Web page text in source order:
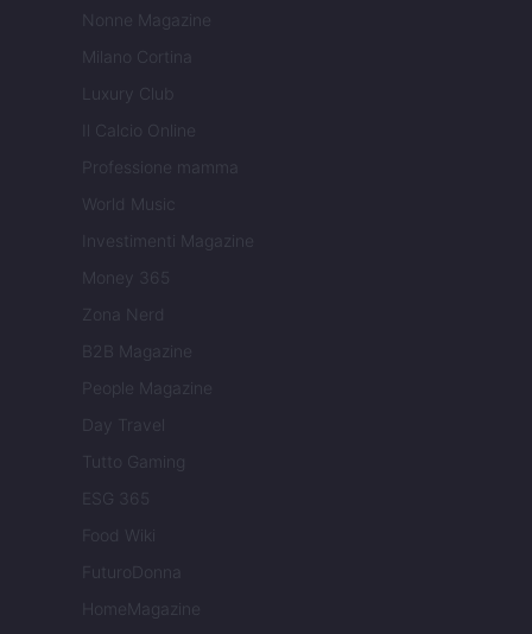
Nonne Magazine
Milano Cortina
Luxury Club
Il Calcio Online
Professione mamma
World Music
Investimenti Magazine
Money 365
Zona Nerd
B2B Magazine
People Magazine
Day Travel
Tutto Gaming
ESG 365
Food Wiki
FuturoDonna
HomeMagazine